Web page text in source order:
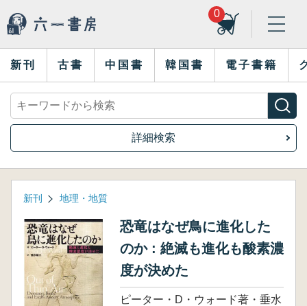
0
新刊 古書 中国書 韓国書 電子書籍
詳細検索
新刊 地理・地質
恐竜はなぜ鳥に進化した
のか : 絶滅も進化も酸素濃
度が決めた
ピーター・D・ウォード著・垂水